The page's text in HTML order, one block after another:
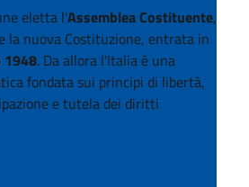
eletta l'Assemblea Costituente,
la nuova Costituzione, entrata in
1948. Da allora l'Italia è una
fondata sui principi di libertà,
e tutela dei diritti